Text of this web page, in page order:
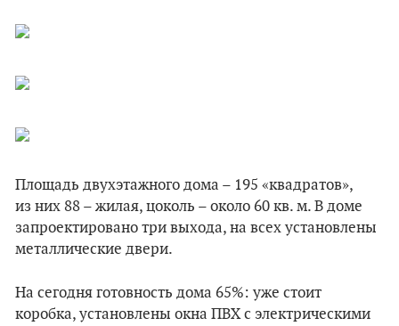
Площадь двухэтажного дома – 195 «квадратов»,
из них 88 – жилая, цоколь – около 60 кв. м. В доме
запроектировано три выхода, на всех установлены
металлические двери.
На сегодня готовность дома 65%: уже стоит
коробка, установлены окна ПВХ с электрическими